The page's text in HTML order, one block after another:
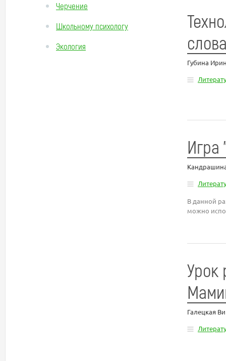
Черчение
Школьному психологу
Экология
Губина
Игра
В данной
можно
Урок
Галецкая